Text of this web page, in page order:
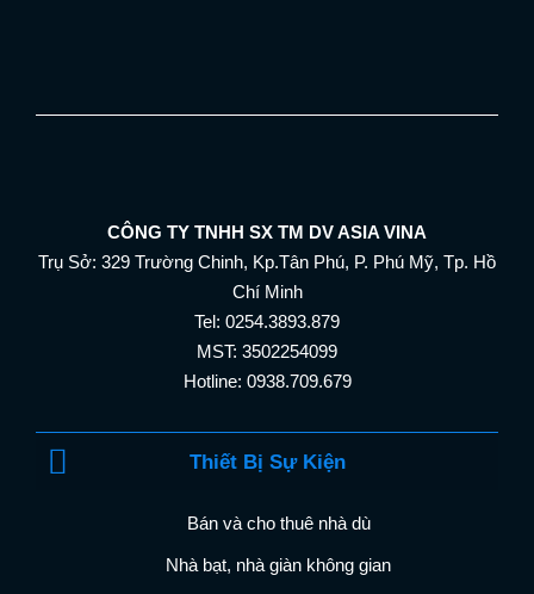
CÔNG TY TNHH SX TM DV ASIA VINA
Trụ Sở: 329 Trường Chinh, Kp.Tân Phú, P. Phú Mỹ, Tp. Hồ
Chí Minh
Tel: 0254.3893.879
MST: 3502254099
Hotline: 0938.709.679
Thiết Bị Sự Kiện
Bán và cho thuê nhà dù
Nhà bạt, nhà giàn không gian